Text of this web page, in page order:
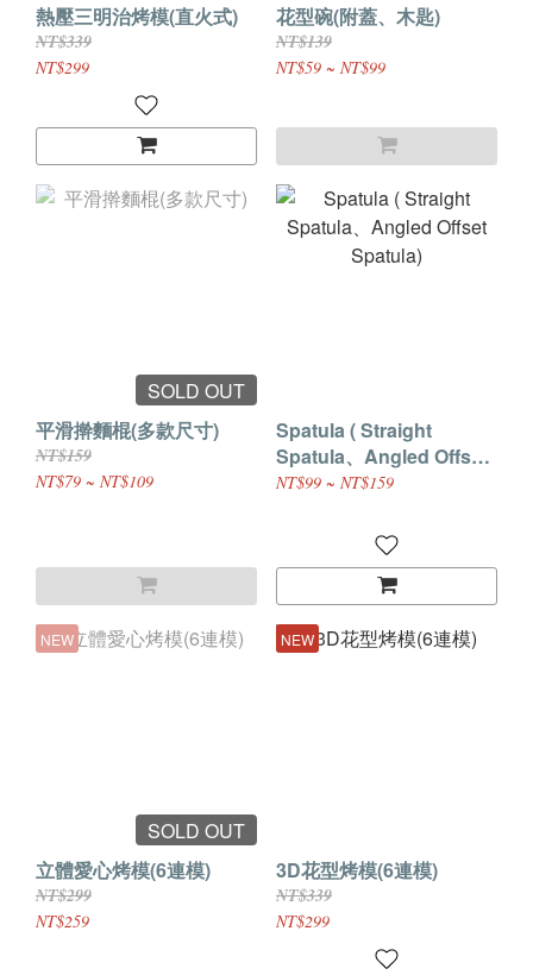
熱壓三明治烤模(直火式)
NT$339
NT$299
花型碗(附蓋、木匙)
NT$139
NT$59 ~ NT$99
SOLD OUT
平滑擀麵棍(多款尺寸)
NT$159
NT$79 ~ NT$109
Spatula ( Straight
Spatula、Angled Offset
Spatula)
NT$99 ~ NT$159
NEW
SOLD OUT
立體愛心烤模(6連模)
NT$299
NT$259
NEW
3D花型烤模(6連模)
NT$339
NT$299